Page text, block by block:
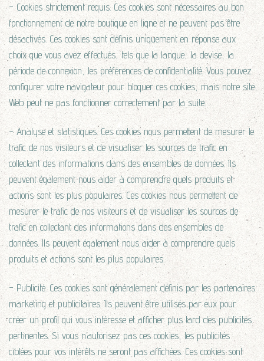
– Cookies strictement requis. Ces cookies sont nécessaires au bon
fonctionnement de notre boutique en ligne et ne peuvent pas être
désactivés. Ces cookies sont définis uniquement en réponse aux
choix que vous avez effectués, tels que la langue, la devise, la
période de connexion, les préférences de confidentialité. Vous pouvez
configurer votre navigateur pour bloquer ces cookies, mais notre site
Web peut ne pas fonctionner correctement par la suite.
– Analyse et statistiques. Ces cookies nous permettent de mesurer le
trafic de nos visiteurs et de visualiser les sources de trafic en
collectant des informations dans des ensembles de données. Ils
peuvent également nous aider à comprendre quels produits et
actions sont les plus populaires. Ces cookies nous permettent de
mesurer le trafic de nos visiteurs et de visualiser les sources de
trafic en collectant des informations dans des ensembles de
données. Ils peuvent également nous aider à comprendre quels
produits et actions sont les plus populaires.
– Publicité. Ces cookies sont généralement définis par les partenaires
marketing et publicitaires. Ils peuvent être utilisés par eux pour
créer un profil qui vous intéresse et afficher plus tard des publicités
pertinentes. Si vous n’autorisez pas ces cookies, les publicités
ciblées pour vos intérêts ne seront pas affichées. Ces cookies sont